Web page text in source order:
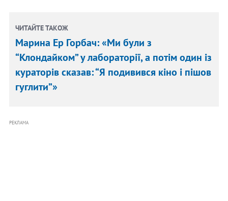
ЧИТАЙТЕ ТАКОЖ
Марина Ер Горбач: «Ми були з
“Клондайком” у лабораторії, а потім один із
кураторів сказав: “Я подивився кіно і пішов
гуглити”»
РЕКЛАМА